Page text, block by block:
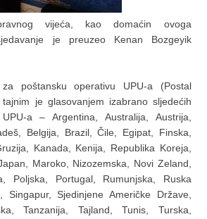
vijeća, kao domaćin ovoga
je preuzeo Kenan Bozgeyik
poštansku operativu UPU-a (Postal
je glasovanjem izabrano sljedećih
a – Argentina, Australija, Austrija,
Belgija, Brazil, Čile, Egipat, Finska,
Kanada, Kenija, Republika Koreja,
Maroko, Nizozemska, Novi Zeland,
Poljska, Portugal, Rumunjska, Ruska
Singapur, Sjedinjene Američke Države,
Tanzanija, Tajland, Tunis, Turska,